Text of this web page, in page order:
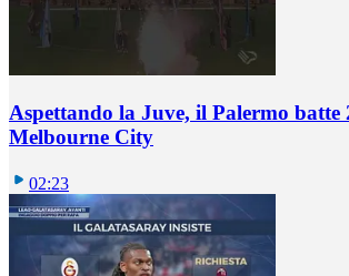
Aspettando la Juve, il Palermo batte
Melbourne City
02:23